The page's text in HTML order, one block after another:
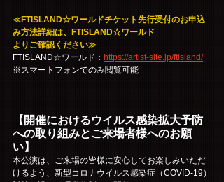
≪FTISLAND☆ワールドチケット先行受付のお申込
み方法詳細は、FTISLAND☆ワールド
よりご確認ください≫
FTISLAND☆ワールド： https://artist-site.jp/ftisland/
※スマートフォンでのみ閲覧可能
【開催におけるウイルス感染拡大予防
への取り組みとご来場者様へのお願
い】
本公演は、ご来場の皆様に安心してお楽しみいただ
けるよう、新型コロナウイルス感染症（COVID-19）